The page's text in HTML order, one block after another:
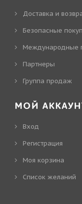
Доставка и
Безопасные
Международные
Партнеры
Группа продаж
МОЙ
Вход
Регистрация
Моя корзина
Cписок желаний